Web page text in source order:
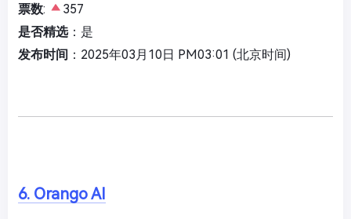
票数:
357
是否精选：是
发布时间 ：2025年03月10日 PM03:01 (北京时间)
6. Orango AI